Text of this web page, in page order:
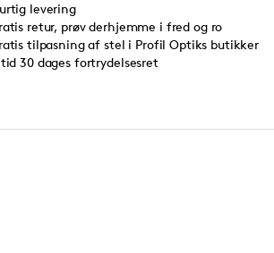
levering
retur, prøv derhjemme i fred og ro
tilpasning af stel i Profil Optiks butikker
30 dages fortrydelsesret